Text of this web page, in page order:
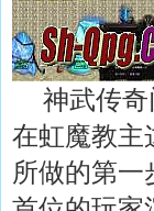
神武传奇
在虹魔教主
所做的第